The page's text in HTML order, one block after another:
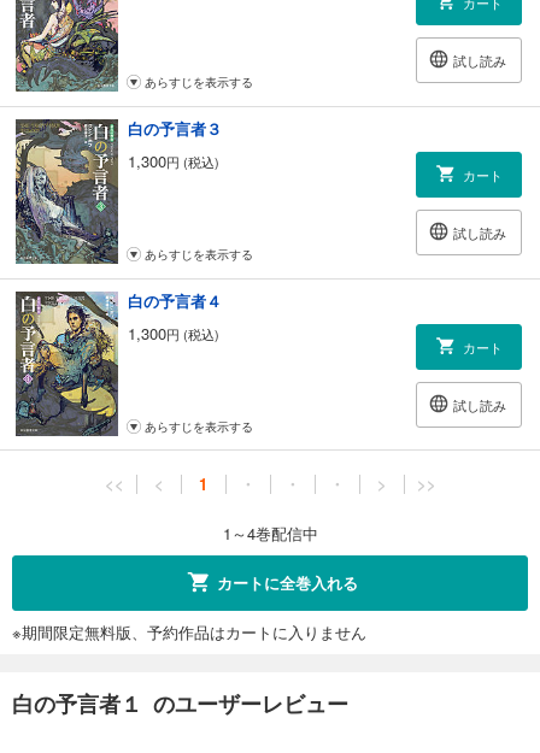
試し読み
あらすじを表示する
白の予言者３
1,300円 (税込)
カート
試し読み
あらすじを表示する
白の予言者４
1,300円 (税込)
カート
試し読み
あらすじを表示する
<< < 1 ・ ・ ・ > >>
1～4巻配信中
カートに全巻入れる
※期間限定無料版、予約作品はカートに入りません
白の予言者１ のユーザーレビュー